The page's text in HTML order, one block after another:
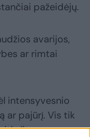
pažeidėjų.
avarijos,
ar rimtai
intensyvesnio
ar pajūrį. Vis tik